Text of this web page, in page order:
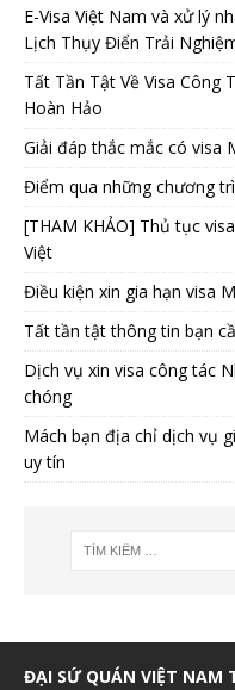
E-Visa Việt Nam và xử lý
Lịch Thụy Điển Trải
Tất Tần Tật Về Visa Công
Hoàn Hảo
Giải đáp thắc mắc có visa
Điểm qua những chương
[THAM KHẢO] Thủ tục
Việt
Điều kiện xin gia hạn visa
Tất tần tật thông tin bạn
Dịch vụ xin visa công tác
chóng
Mách bạn địa chỉ dịch vụ
uy tín
ĐẠI SỨ QUÁN VIỆT NAM